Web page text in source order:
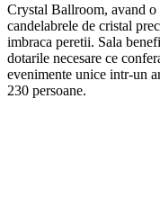
Crystal Ballroom, avand o
candelabrele de cristal
imbraca peretii. Sala
dotarile necesare ce
evenimente unice intr-un
230 persoane.